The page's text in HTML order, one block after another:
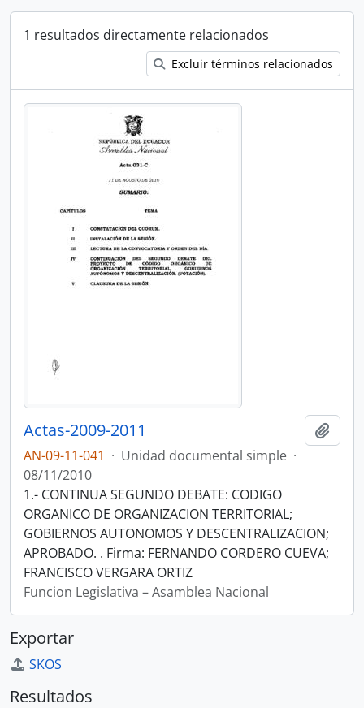
1 resultados directamente relacionados
Excluir términos relacionados
Actas-2009-2011
AN-09-11-041 · Unidad documental simple ·
08/11/2010
1.- CONTINUA SEGUNDO DEBATE: CODIGO
ORGANICO DE ORGANIZACION TERRITORIAL;
GOBIERNOS AUTONOMOS Y DESCENTRALIZACION;
APROBADO. . Firma: FERNANDO CORDERO CUEVA;
FRANCISCO VERGARA ORTIZ
Funcion Legislativa – Asamblea Nacional
Exportar
SKOS
Resultados